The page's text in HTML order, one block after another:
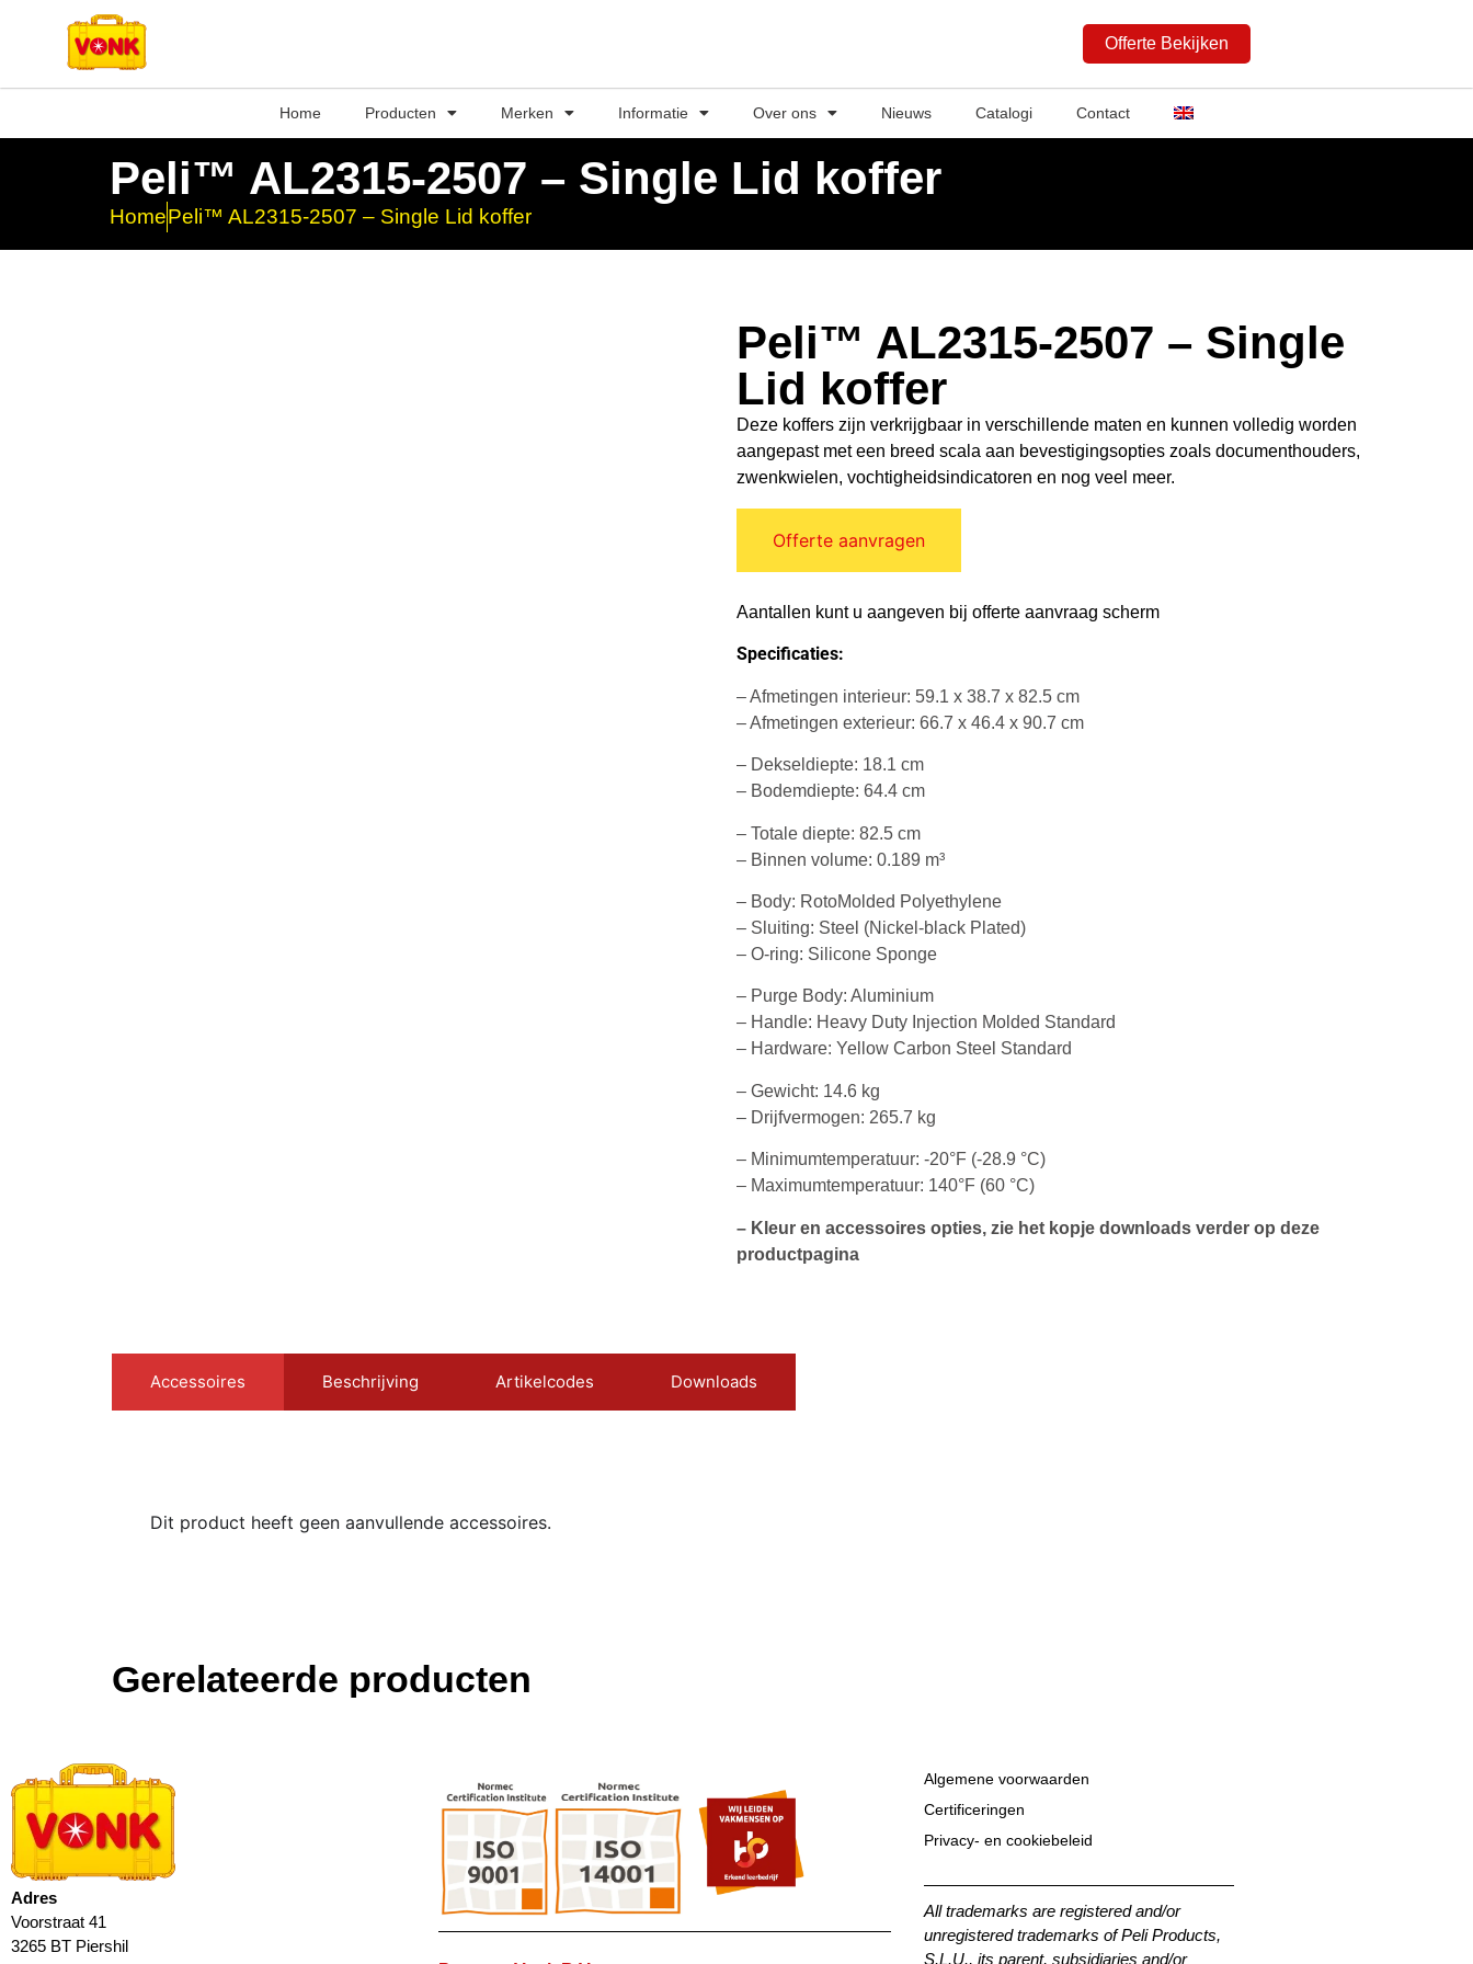
Offerte Bekijken
Home Producten Merken Informatie Over ons Nieuws Catalogi Contact
Peli™ AL2315-2507 – Single Lid koffer
HomePeli™ AL2315-2507 – Single Lid koffer
Peli™ AL2315-2507 – Single
Lid koffer
Deze koffers zijn verkrijgbaar in verschillende maten en kunnen volledig worden
aangepast met een breed scala aan bevestigingsopties zoals documenthouders,
zwenkwielen, vochtigheidsindicatoren en nog veel meer.
Offerte aanvragen
Aantallen kunt u aangeven bij offerte aanvraag scherm
Specificaties:
– Afmetingen interieur: 59.1 x 38.7 x 82.5 cm
– Afmetingen exterieur: 66.7 x 46.4 x 90.7 cm
– Dekseldiepte: 18.1 cm
– Bodemdiepte: 64.4 cm
– Totale diepte: 82.5 cm
– Binnen volume: 0.189 m³
– Body: RotoMolded Polyethylene
– Sluiting: Steel (Nickel-black Plated)
– O-ring: Silicone Sponge
– Purge Body: Aluminium
– Handle: Heavy Duty Injection Molded Standard
– Hardware: Yellow Carbon Steel Standard
– Gewicht: 14.6 kg
– Drijfvermogen: 265.7 kg
– Minimumtemperatuur: -20°F (-28.9 °C)
– Maximumtemperatuur: 140°F (60 °C)
– Kleur en accessoires opties, zie het kopje downloads verder op deze
productpagina
Accessoires Beschrijving Artikelcodes Downloads
Dit product heeft geen aanvullende accessoires.
Gerelateerde producten
Adres
Voorstraat 41
3265 BT Piershil
Algemene voorwaarden
Certificeringen
Privacy- en cookiebeleid
All trademarks are registered and/or
unregistered trademarks of Peli Products,
S.L.U., its parent, subsidiaries and/or